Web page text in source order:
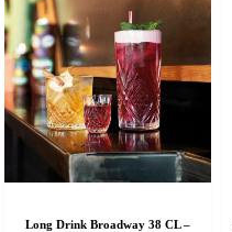
Long Drink Broadway 38 CL –